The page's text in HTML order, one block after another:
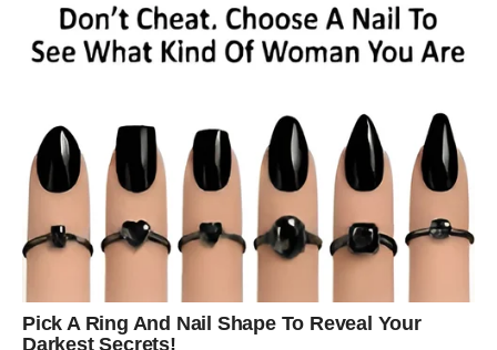
rijetko gdje mogu doživjeti. U vremenu kada ljudi
stalno žive pod pritiskom i okruženi bukom, ovakva
mjesta postaju pravo blago.
Na kraju, upravo ovakvi mali i zaboravljeni gradovi kriju
ono najljepše što primorska mjesta mogu ponuditi.Bez
skupih atrakcija, gužve i lažnog sjaja, oni nude ono što
je mnogima danas najpotrebnije – jednostavnost, toplinu,
mir i osjećaj da se duša može istinski odmoriti. Zato nije
čudno što sve više ljudi bira ovakve skrivene dragulje,
gdje je sve iskrenije, toplije i duplo jeftinije nego u
poznatim turističkim destinacijama.